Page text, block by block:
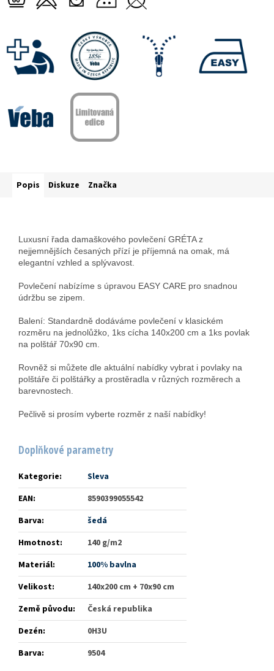
Popis Diskuze Značka
Luxusní řada damaškového povlečení GRÉTA z
nejjemnějších česaných přízí je příjemná na omak, má
elegantní vzhled a splývavost.
Povlečení nabízíme s úpravou EASY CARE pro snadnou
údržbu se zipem.
Balení: Standardně dodáváme povlečení v klasickém
rozměru na jednolůžko, 1ks cícha 140x200 cm a 1ks povlak
na polštář 70x90 cm.
Rovněž si můžete dle aktuální nabídky vybrat i povlaky na
polštáře či polštářky a prostěradla v různých rozměrech a
barevnostech.
Pečlivě si prosím vyberte rozměr z naší nabídky!
Doplňkové parametry
Kategorie:
Sleva
EAN:
8590399055542
Barva:
šedá
Hmotnost:
140 g/m2
Materiál:
100% bavlna
Velikost:
140x200 cm + 70x90 cm
Země původu:
Česká republika
Dezén:
0H3U
Barva: 9504